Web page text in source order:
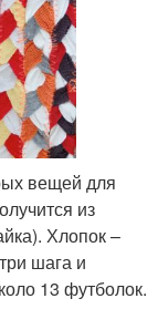
вещей для
из
Хлопок –
шага и
13 футболок.